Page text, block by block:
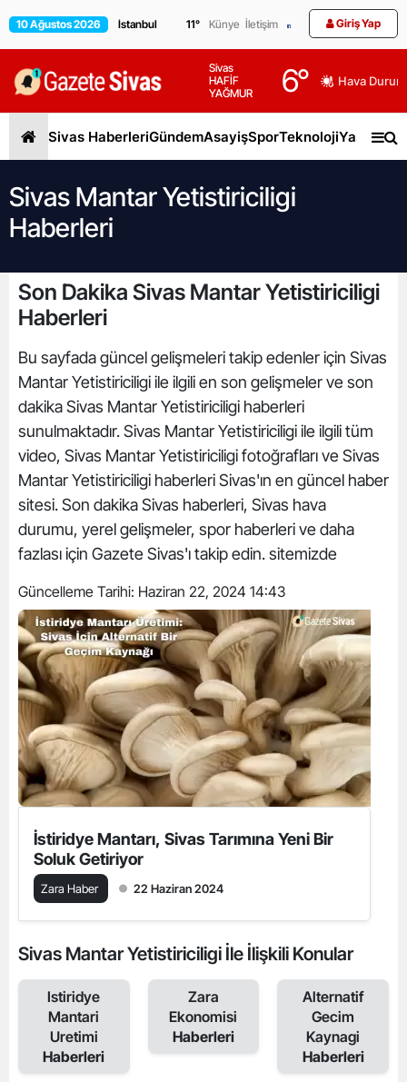
10 Ağustos 2026 11° Künye İletişim Giriş Yap
Sivas
HAFİF
YAĞMUR
6° Hava
Sivas HaberleriGündemAsayişSporTeknolojiYaşam
Sivas Mantar Yetistiriciligi
Haberleri
Son Dakika Sivas Mantar Yetistiriciligi
Haberleri
Bu sayfada güncel gelişmeleri takip edenler için Sivas
Mantar Yetistiriciligi ile ilgili en son gelişmeler ve son
dakika Sivas Mantar Yetistiriciligi haberleri
sunulmaktadır. Sivas Mantar Yetistiriciligi ile ilgili tüm
video, Sivas Mantar Yetistiriciligi fotoğrafları ve Sivas
Mantar Yetistiriciligi haberleri Sivas'ın en güncel haber
sitesi. Son dakika Sivas haberleri, Sivas hava
durumu, yerel gelişmeler, spor haberleri ve daha
fazlası için Gazete Sivas'ı takip edin. sitemizde
Güncelleme Tarihi: Haziran 22, 2024 14:43
İstiridye Mantarı, Sivas Tarımına Yeni Bir
Soluk Getiriyor
Zara Haber 22 Haziran 2024
Sivas Mantar Yetistiriciligi İle İlişkili Konular
Istiridye
Mantari
Uretimi
Haberleri
Zara
Ekonomisi
Haberleri
Alternatif
Gecim
Kaynagi
Haberleri